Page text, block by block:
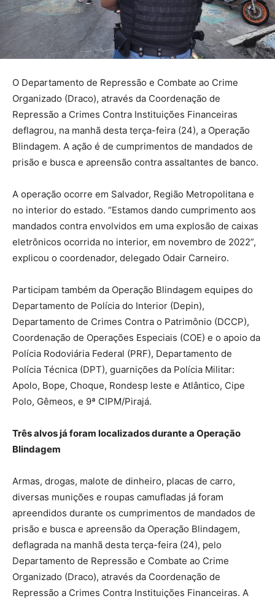
O Departamento de Repressão e Combate ao Crime
Organizado (Draco), através da Coordenação de
Repressão a Crimes Contra Instituições Financeiras
deflagrou, na manhã desta terça-feira (24), a Operação
Blindagem. A ação é de cumprimentos de mandados de
prisão e busca e apreensão contra assaltantes de banco.
A operação ocorre em Salvador, Região Metropolitana e
no interior do estado. “Estamos dando cumprimento aos
mandados contra envolvidos em uma explosão de caixas
eletrônicos ocorrida no interior, em novembro de 2022”,
explicou o coordenador, delegado Odair Carneiro.
Participam também da Operação Blindagem equipes do
Departamento de Polícia do Interior (Depin),
Departamento de Crimes Contra o Patrimônio (DCCP),
Coordenação de Operações Especiais (COE) e o apoio da
Polícia Rodoviária Federal (PRF), Departamento de
Polícia Técnica (DPT), guarnições da Polícia Militar:
Apolo, Bope, Choque, Rondesp leste e Atlântico, Cipe
Polo, Gêmeos, e 9ª CIPM/Pirajá.
Três alvos já foram localizados durante a Operação
Blindagem
Armas, drogas, malote de dinheiro, placas de carro,
diversas munições e roupas camufladas já foram
apreendidos durante os cumprimentos de mandados de
prisão e busca e apreensão da Operação Blindagem,
deflagrada na manhã desta terça-feira (24), pelo
Departamento de Repressão e Combate ao Crime
Organizado (Draco), através da Coordenação de
Repressão a Crimes Contra Instituições Financeiras. A